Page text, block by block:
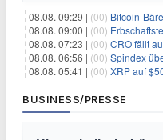
08.08. 09:29 | (00) Bitcoin-Bärenmarkt
08.08. 09:00 | (00) Erbschaftsteuer-
08.08. 07:23 | (00) CRO fällt auf 3-
08.08. 06:56 | (00) Spindex
08.08. 05:41 | (00) XRP auf
BUSINESS/PRESSE